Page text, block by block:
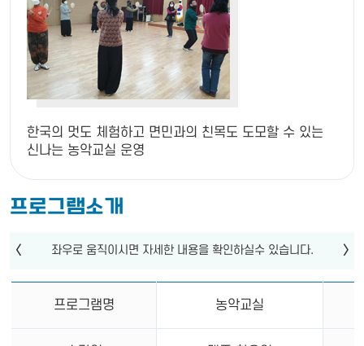
한국의 멋도 체험하고 면민과의 친목도 도모할 수 있는
신나는 농악교실 운영
프로그램소개
프로그램명 농악교실